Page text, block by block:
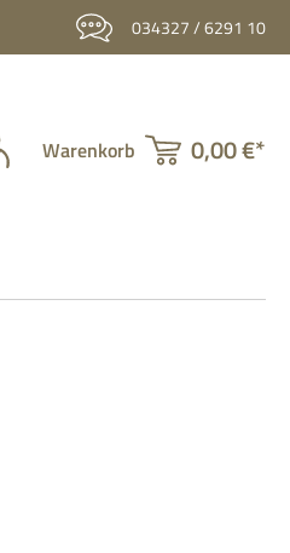
034327 / 6291 10
Warenkorb 0,00 €*